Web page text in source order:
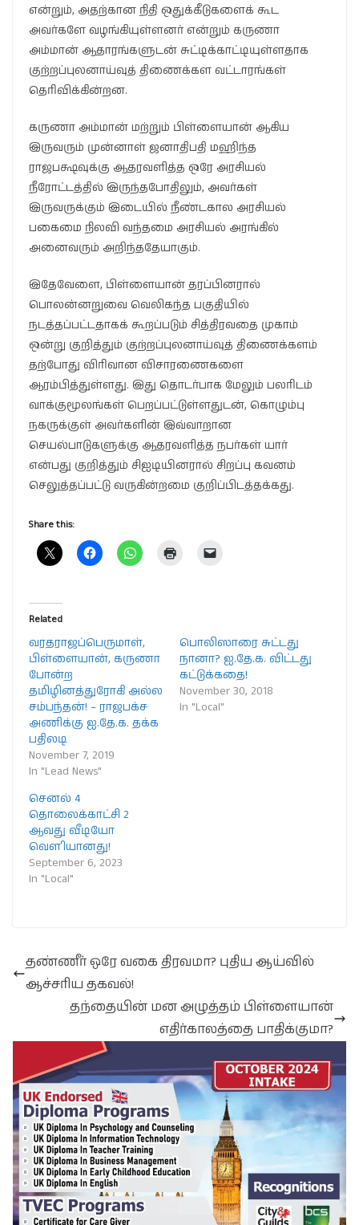
என்றும், அதற்கான நிதி ஒதுக்கீடுகளைக் கூட
அவர்களே வழங்கியுள்ளனர் என்றும் கருணா
அம்மான் ஆதாரங்களுடன் சுட்டிக்காட்டியுள்ளதாக
குற்றப்புலனாய்வுத் திணைக்கள வட்டாரங்கள்
தெரிவிக்கின்றன.
கருணா அம்மான் மற்றும் பிள்ளையான் ஆகிய
இருவரும் முன்னாள் ஜனாதிபதி மஹிந்த
ராஜபக்ஷவுக்கு ஆதரவளித்த ஒரே அரசியல்
நீரோட்டத்தில் இருந்தபோதிலும், அவர்கள்
இருவருக்கும் இடையில் நீண்டகால அரசியல்
பகைமை நிலவி வந்தமை அரசியல் அரங்கில்
அனைவரும் அறிந்ததேயாகும்.
​இதேவேளை, பிள்ளையான் தரப்பினரால்
பொலன்னறுவை வெலிகந்த பகுதியில்
நடத்தப்பட்டதாகக் கூறப்படும் சித்திரவதை முகாம்
ஒன்று குறித்தும் குற்றப்புலனாய்வுத் திணைக்களம்
தற்போது விரிவான விசாரணைகளை
ஆரம்பித்துள்ளது. இது தொடர்பாக மேலும் பலரிடம்
வாக்குமூலங்கள் பெறப்பட்டுள்ளதுடன், கொழும்பு
நகருக்குள் அவர்களின் இவ்வாறான
செயல்பாடுகளுக்கு ஆதரவளித்த நபர்கள் யார்
என்பது குறித்தும் சிஐடியினரால் சிறப்பு கவனம்
செலுத்தப்பட்டு வருகின்றமை குறிப்பிடத்தக்கது.
Share this:
Related
வரதராஜப்பெருமாள்,
பிள்ளையான், கருணா
போன்ற
தமிழினத்துரோகி அல்ல
சம்பந்தன்! – ராஜபக்ச
அணிக்கு ஐ.தே.க. தக்க
பதிலடி
November 7, 2019
In "Lead News"
பொலிஸாரை சுட்டது
நானா? ஐ.தே.க. விட்டது
கட்டுக்கதை!
November 30, 2018
In "Local"
செனல் 4
தொலைக்காட்சி 2
ஆவது வீடியோ
வௌியானது!
September 6, 2023
In "Local"
தண்ணீர் ஒரே வகை திரவமா? புதிய ஆய்வில்
ஆச்சரிய தகவல்!
தந்தையின் மன அழுத்தம் பிள்ளையான்
எதிர்காலத்தை பாதிக்குமா?